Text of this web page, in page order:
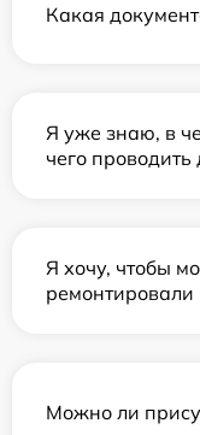
Какая
Я уже знаю, в
чего проводить
Я хочу, чтобы
Можно ли